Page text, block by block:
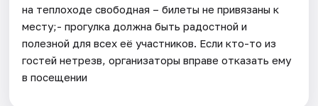
на теплоходе свободная – билеты не привязаны к
месту;- прогулка должна быть радостной и
полезной для всех её участников. Если кто-то из
гостей нетрезв, организаторы вправе отказать ему
в посещении